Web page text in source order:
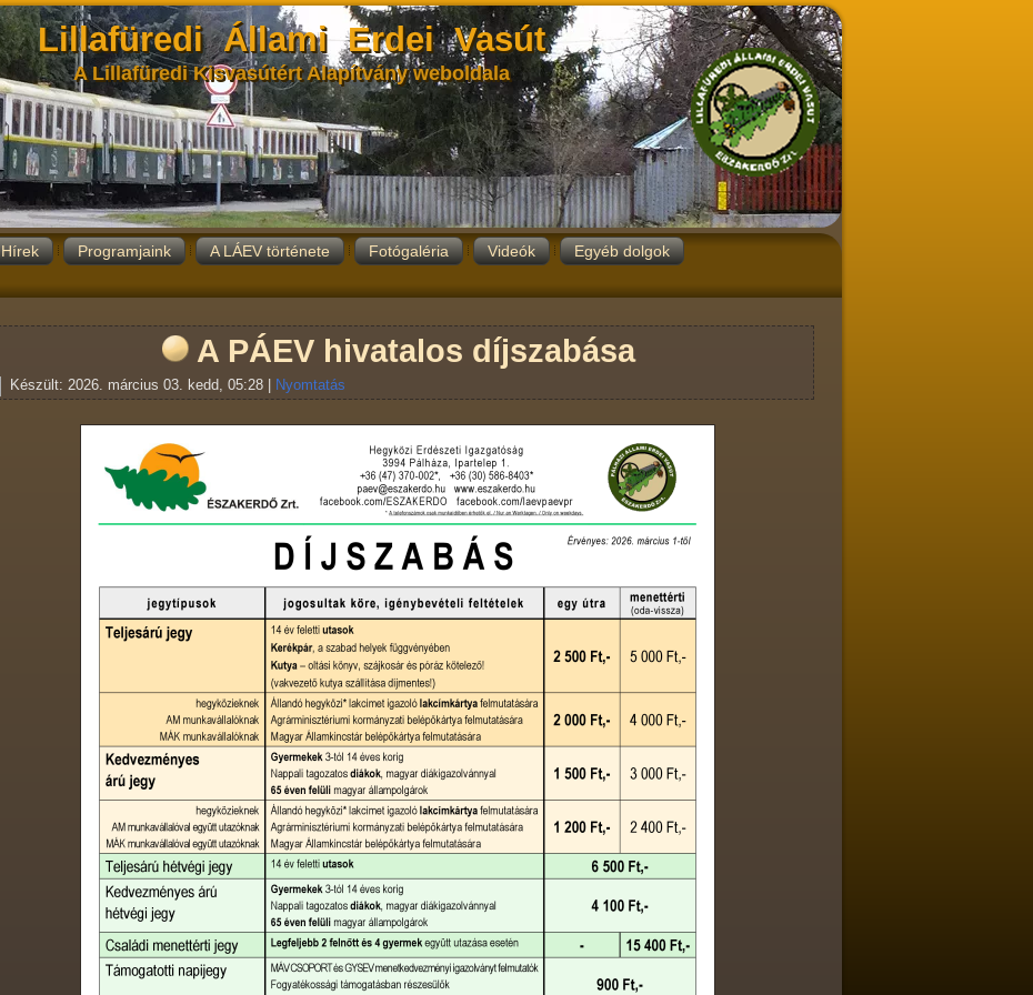
Lillafüredi Állami Erdei Vasút
A Lillafüredi Kisvasútért Alapítvány weboldala
Hírek Programjaink A LÁEV története Fotógaléria Videók
Egyéb dolgok
A PÁEV hivatalos díjszabása
Készült: 2026. március 03. kedd, 05:28 Nyomtatás